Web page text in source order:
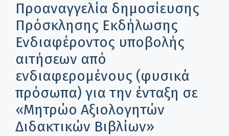
Προαναγγελία δημοσίευσης
Πρόσκλησης Εκδήλωσης
Ενδιαφέροντος υποβολής
αιτήσεων από
ενδιαφερομένους (φυσικά
πρόσωπα) για την ένταξη σε
«Μητρώο Αξιολογητών
Διδακτικών Βιβλίων»